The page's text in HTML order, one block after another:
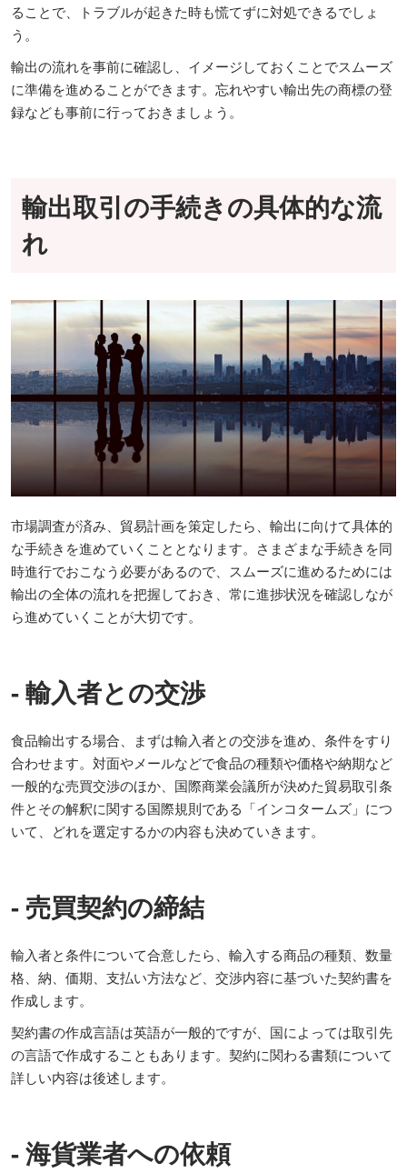
ることで、トラブルが起きた時も慌てずに対処できるでしょ
う。
輸出の流れを事前に確認し、イメージしておくことでスムーズ
に準備を進めることができます。忘れやすい輸出先の商標の登
録なども事前に行っておきましょう。
輸出取引の手続きの具体的な流
れ
市場調査が済み、貿易計画を策定したら、輸出に向けて具体的
な手続きを進めていくこととなります。さまざまな手続きを同
時進行でおこなう必要があるので、スムーズに進めるためには
輸出の全体の流れを把握しておき、常に進捗状況を確認しなが
ら進めていくことが大切です。
- 輸入者との交渉
食品輸出する場合、まずは輸入者との交渉を進め、条件をすり
合わせます。対面やメールなどで食品の種類や価格や納期など
一般的な売買交渉のほか、国際商業会議所が決めた貿易取引条
件とその解釈に関する国際規則である「インコタームズ」につ
いて、どれを選定するかの内容も決めていきます。
- 売買契約の締結
輸入者と条件について合意したら、輸入する商品の種類、数量
格、納、価期、支払い方法など、交渉内容に基づいた契約書を
作成します。
契約書の作成言語は英語が一般的ですが、国によっては取引先
の言語で作成することもあります。契約に関わる書類について
詳しい内容は後述します。
- 海貨業者への依頼